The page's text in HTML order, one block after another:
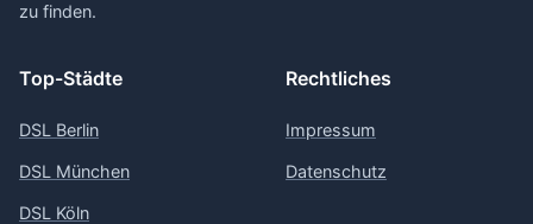
zu finden.
Top-Städte
DSL Berlin
DSL München
DSL Köln
Rechtliches
Impressum
Datenschutz